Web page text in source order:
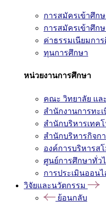
การสมัครเข้าศึ
การสมัครเข้าศึก
ค่าธรรมเนียมกา
ทุนการศึกษา
หน่วยงานการศึกษา
คณะ วิทยาลัย แล
สำนักงานการทะเ
สำนักบริหารเทค
สำนักบริหารกิจก
องค์การบริหารส
ศูนย์การศึกษาทั่ว
การประเมินออน
วิจัยและนวัตกรรม
ย้อนกลับ